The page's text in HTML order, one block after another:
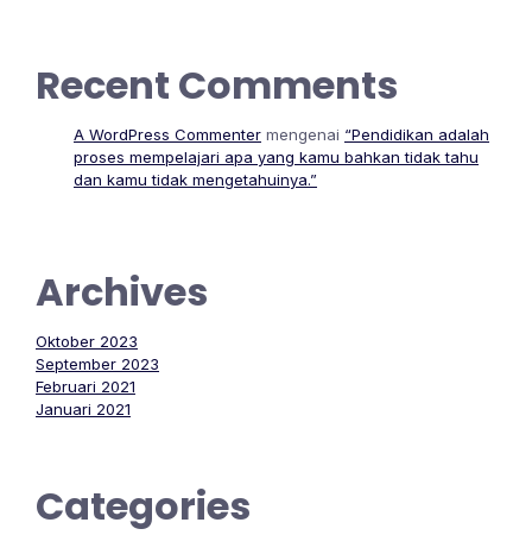
Recent Comments
A WordPress Commenter mengenai “Pendidikan adalah
proses mempelajari apa yang kamu bahkan tidak tahu
dan kamu tidak mengetahuinya.”
Archives
Oktober 2023
September 2023
Februari 2021
Januari 2021
Categories